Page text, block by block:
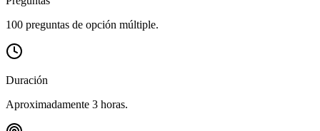
100 preguntas de opción múltiple.
Duración
Aproximadamente 3 horas.